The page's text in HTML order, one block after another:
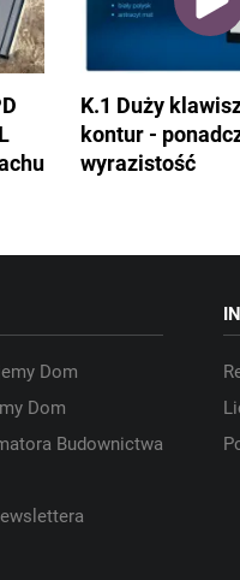
K.1 Duży
kontur -
wyrazistość
Dom
Dom
Budownictwa